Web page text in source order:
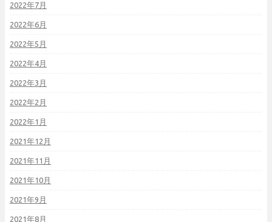
2022年7月
2022年6月
2022年5月
2022年4月
2022年3月
2022年2月
2022年1月
2021年12月
2021年11月
2021年10月
2021年9月
2021年8月